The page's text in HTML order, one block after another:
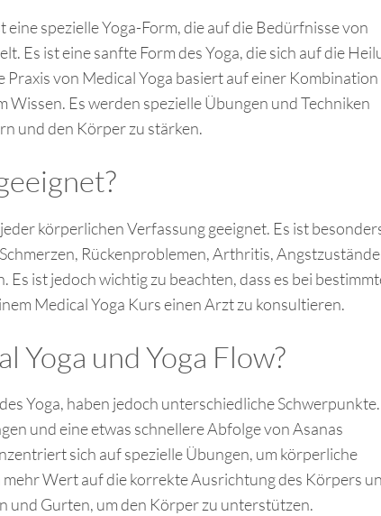
eine spezielle Yoga-Form, die auf die Bedürfnisse von
Es ist eine sanfte Form des Yoga, die sich auf die
von Medical Yoga basiert auf einer Kombination
Es werden spezielle Übungen und Techniken
und den Körper zu stärken.
körperlichen Verfassung geeignet. Es ist
Rückenproblemen, Arthritis,
ist jedoch wichtig zu beachten, dass es bei
Medical Yoga Kurs einen Arzt zu konsultieren.
Yoga und Yoga Flow?
Yoga, haben jedoch unterschiedliche Schwerpunkte.
und eine etwas schnellere Abfolge von Asanas
sich auf spezielle Übungen, um körperliche
Wert auf die korrekte Ausrichtung des Körpers
und Gurten, um den Körper zu unterstützen.